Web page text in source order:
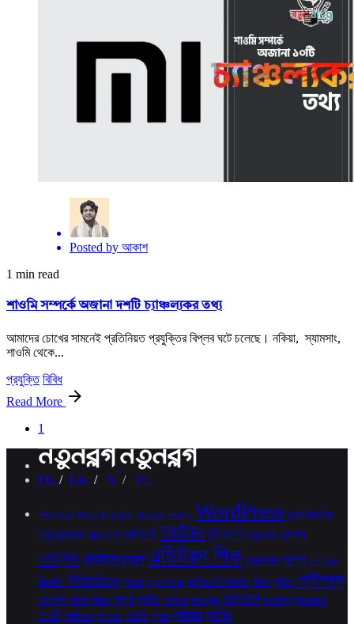
Posted by আকাশ
1 min read
শাওমি সম্পর্কে অজানা দশটি চ্যাঞ্চল্যকর তথ্য
আমাদের চোখের সামনেই প্রতিনিয়ত প্রযুক্তির বিপ্লব ঘটে চলেছে। নকিয়া, স্যামসাং,
শাওমি থেকে...
প্রযুক্তি বিবিধ
Read More
1
Fb. / Ln. / X / Yt.
Android Blog Google plugin video WordPress youtube
অ্যান্ড্রয়েড আইএসপি আপডেট ইউটিউব ইন্টারনেট উইন্ডোজ এডমিন
এডসেন্স এডিটরস চয়েস এডিটরস পিক ওয়ার্ডপ্রেস গুগল গেস্ট মোড
জিমেইল টিউটোরিয়াল ট্যাবলেট নতুন ব্লগ শুরু ফাইন্ড মাই ডিভাইস ফিফা ফুটবল ফেইসবুক
ফেসবুক ফোন বিজ্ঞান ব্লগ ব্লগিং ভাইরাস মঙ্গলগ্রহ মহাকাশ মহাবিশ্ব ম্যালওয়ার
শাওমি স্মার্টফোন হুয়াওয়ে হোস্টিং হ্যাক হ্যাকার হ্যাকিং